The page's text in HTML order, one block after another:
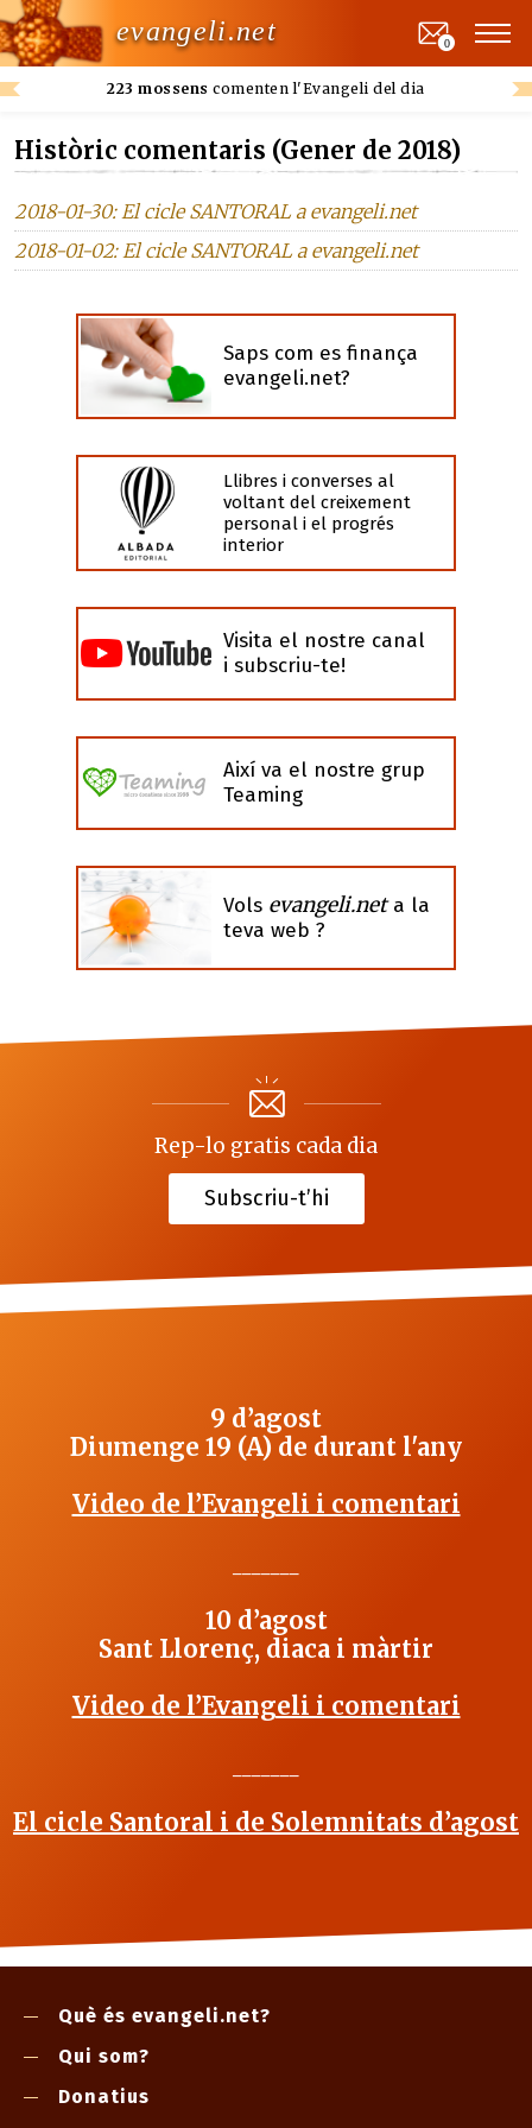
evangeli.net
223 mossens comenten l'Evangeli del dia
0
Històric comentaris (Gener de 2018)
2018-01-30: El cicle SANTORAL a evangeli.net
2018-01-02: El cicle SANTORAL a evangeli.net
Saps com es finança
evangeli.net?
Llibres i converses al
voltant del creixement
personal i el progrés
interior
Visita el nostre canal
i subscriu-te!
Així va el nostre grup
Teaming
Vols evangeli.neta la
teva web ?
Rep-lo gratis cada dia
Subscriu-t’hi
9 d’agost
Diumenge 19 (A) de durant l'any
Video de l’Evangeli i comentari
10 d’agost
Sant Llorenç, diaca i màrtir
Video de l’Evangeli i comentari
El cicle Santoral i de Solemnitats d’agost
Què és evangeli.net?
Qui som?
Donatius